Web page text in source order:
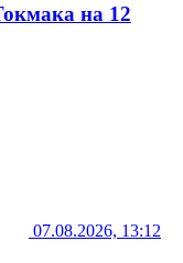
на 12
07.08.2026, 13:12